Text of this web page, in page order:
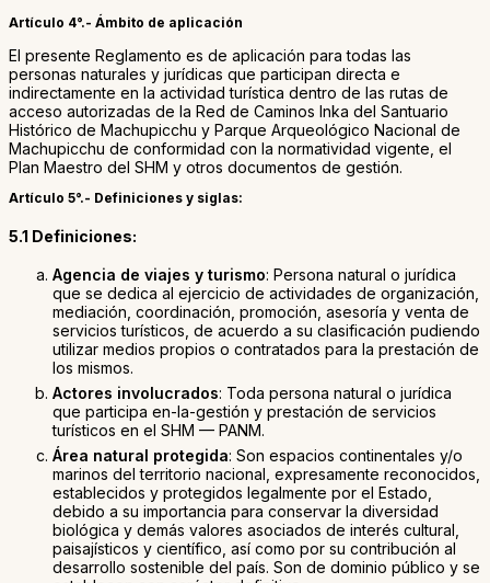
Artículo 4°.- Ámbito de aplicación
El presente Reglamento es de aplicación para todas las
personas naturales y jurídicas que participan directa e
indirectamente en la actividad turística dentro de las rutas de
acceso autorizadas de la Red de Caminos Inka del Santuario
Histórico de Machupicchu y Parque Arqueológico Nacional de
Machupicchu de conformidad con la normatividad vigente, el
Plan Maestro del SHM y otros documentos de gestión.
Artículo 5°.- Definiciones y siglas:
5.1 Definiciones:
Agencia de viajes y turismo: Persona natural o jurídica
que se dedica al ejercicio de actividades de organización,
mediación, coordinación, promoción, asesoría y venta de
servicios turísticos, de acuerdo a su clasificación pudiendo
utilizar medios propios o contratados para la prestación de
los mismos.
Actores involucrados: Toda persona natural o jurídica
que participa en-la-gestión y prestación de servicios
turísticos en el SHM — PANM.
Área natural protegida: Son espacios continentales y/o
marinos del territorio nacional, expresamente reconocidos,
establecidos y protegidos legalmente por el Estado,
debido a su importancia para conservar la diversidad
biológica y demás valores asociados de interés cultural,
paisajísticos y científico, así como por su contribución al
desarrollo sostenible del país. Son de dominio público y se